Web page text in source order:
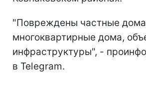
"Повреждены частные
многоквартирные дома,
инфраструктуры", -
в Telegram.